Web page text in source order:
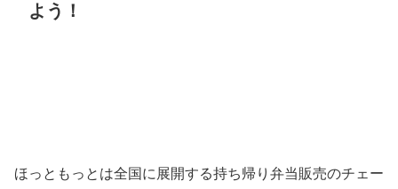
よう！
ほっともっとは全国に展開する持ち帰り弁当販売のチェー